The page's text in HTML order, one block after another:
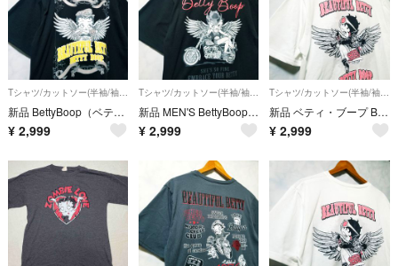
Tシャツ/カットソー(半袖/袖なし)
新品 BettyBoop（ベティブープ）Tシャツ 黒色
¥ 2,999
Tシャツ/カットソー(半袖/袖なし)
新品 MEN'S BettyBoop ベティブープ Tシャツ Lサイズ 黒色
¥ 2,999
Tシャツ/カットソー(半袖/袖なし)
新品 ベティ・ブープ Betty Boop メンズ Tシャツ Mサイズ 白色
¥ 2,999